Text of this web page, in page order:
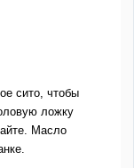
сито, чтобы
ложку
Масло